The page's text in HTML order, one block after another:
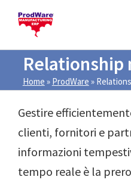
Salta
contenuto
Relationship
Home » ProdWare »
Gestire
clienti, fornitori e
informazioni
tempo reale è la